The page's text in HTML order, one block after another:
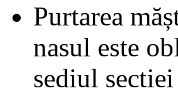
Purtarea
nasul este
sediul